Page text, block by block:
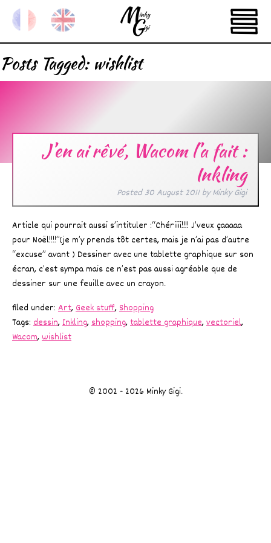
Posts Tagged:wishlist
J’en ai rêvé, Wacom l’a fait :
Inkling
Posted30 August 2011byMinky Gigi
Article qui pourrait aussi s’intituler :“Chériiii!!!! J’veux çaaaaa
pour Noël!!!!”(je m’y prends tôt certes, mais je n’ai pas d’autre
“excuse” avant ) Dessiner avec une tablette graphique sur son
écran, c’est sympa mais ce n’est pas aussi agréable que de
dessiner sur une feuille avec un crayon.
filed under: Art,Geek stuff,Shopping
Tags: dessin,Inkling,shopping,tablette graphique,vectoriel,
Wacom,wishlist
© 2002 - 2026 Minky Gigi.